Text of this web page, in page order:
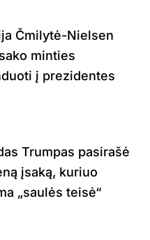
Čmilytė-Nielsen
minties
į prezidentes
Trumpas pasirašė
įsaką, kuriuo
„saulės teisė“